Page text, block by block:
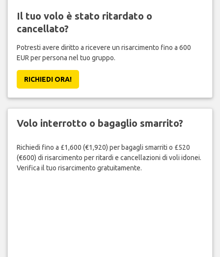
Il tuo volo è stato ritardato o
cancellato?
Potresti avere diritto a ricevere un risarcimento fino a 600
EUR per persona nel tuo gruppo.
RICHIEDI ORA!
Volo interrotto o bagaglio smarrito?
Richiedi fino a £1,600 (€1,920) per bagagli smarriti o £520
(€600) di risarcimento per ritardi e cancellazioni di voli idonei.
Verifica il tuo risarcimento gratuitamente.